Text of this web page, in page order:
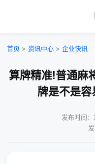
首页 > 资讯中心 > 企业快讯
算牌精准!普通麻
牌是不是
发布时间